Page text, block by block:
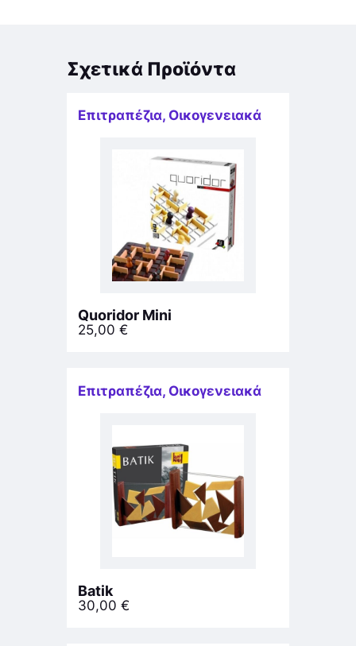
Σχετικά Προϊόντα
Επιτραπέζια, Οικογενειακά
Quoridor Mini
25,00 €
Επιτραπέζια, Οικογενειακά
Batik
30,00 €